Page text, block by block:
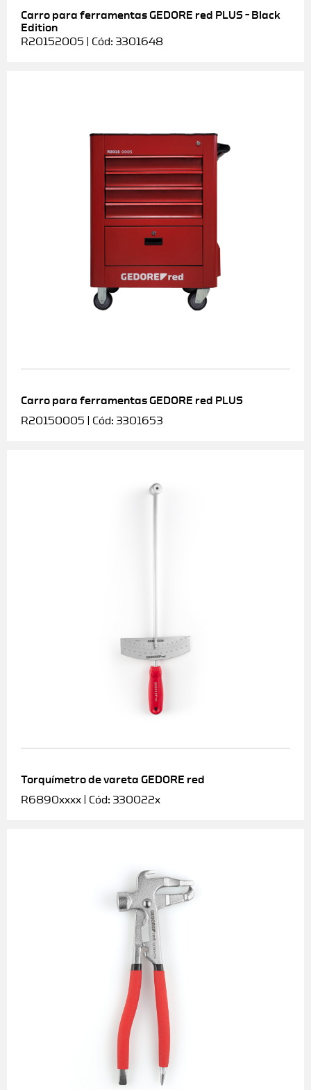
Carro para ferramentas GEDORE red PLUS – Black
Edition
R20152005 | Cód: 3301648
Carro para ferramentas GEDORE red PLUS
R20150005 | Cód: 3301653
Torquímetro de vareta GEDORE red
R6890xxxx | Cód: 330022x